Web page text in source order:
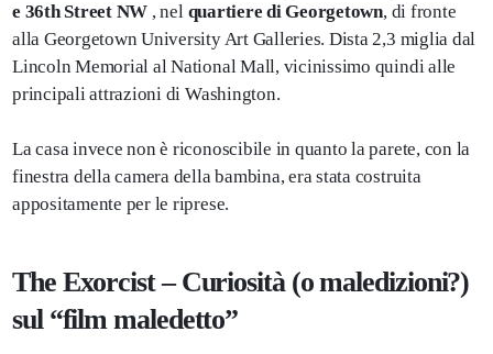
e 36th Street NW , nel quartiere di Georgetown, di fronte
alla Georgetown University Art Galleries. Dista 2,3 miglia dal
Lincoln Memorial al National Mall, vicinissimo quindi alle
principali attrazioni di Washington.
La casa invece non è riconoscibile in quanto la parete, con la
finestra della camera della bambina, era stata costruita
appositamente per le riprese.
The Exorcist – Curiosità (o maledizioni?)
sul “film maledetto”